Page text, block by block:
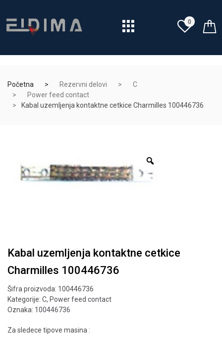
0
Početna Rezervni delovi
C
Power feed contact
Kabal uzemljenja kontaktne cetkice Charmilles 100446736
Kabal uzemljenja kontaktne cetkice
Charmilles 100446736
Šifra proizvoda: 100446736
Kategorije: C, Power feed contact
Oznaka: 100446736
Za sledece tipove masina :